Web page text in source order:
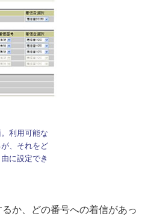
利用可能な
、それをど
に設定でき
か、どの番号への着信があっ